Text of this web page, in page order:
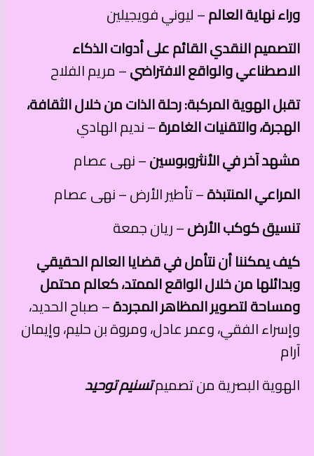
وراء نهاية العالم– ليوني فويجيلين
التصميم النقدي القائم على أدوات الذكاء
الاصطناعي والواقع الافتراضي– مريم الفلاح
تقبل الهوية المركبة: رحلة الذات من خلال الثقافة،
الهجرة، والتقنيات الغامرة– نديم الهادي
مشهد آخر في الأنثروبوسين– نهى عصام
المراعي المنتبذة– تأطير الأرض – نهى عصام
تنسيق كوكب الأرض– ريان جمعة
كيف يمكننا أن نتأمل في قضايا العالم الحقيقي
وبدائلها من خلال الواقع الممتد، كعالم محتمل
ومساحة لتصوير المظاهر المجردة– صباح الحديد،
وإسراء الفقي، وعمر عادل، ومروة بن حليم، وإيمان
آرام
الهوية البصرية من تصميمتسنيم توحيد